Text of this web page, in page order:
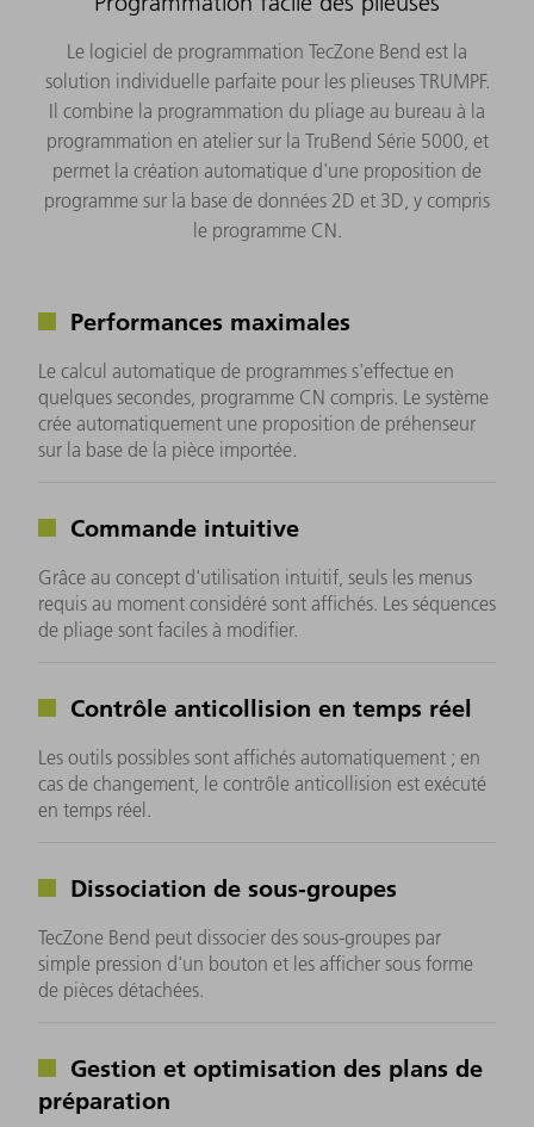
Le logiciel de programmation TecZone Bend est la
solution individuelle parfaite pour les plieuses TRUMPF.
Il combine la programmation du pliage au bureau à la
programmation en atelier sur la TruBend Série 5000, et
permet la création automatique d'une proposition de
programme sur la base de données 2D et 3D, y compris
le programme CN.
Performances maximales
Le calcul automatique de programmes s'effectue en
quelques secondes, programme CN compris. Le système
crée automatiquement une proposition de préhenseur
sur la base de la pièce importée.
Commande intuitive
Grâce au concept d'utilisation intuitif, seuls les menus
requis au moment considéré sont affichés. Les séquences
de pliage sont faciles à modifier.
Contrôle anticollision en temps réel
Les outils possibles sont affichés automatiquement ; en
cas de changement, le contrôle anticollision est exécuté
en temps réel.
Dissociation de sous-groupes
TecZone Bend peut dissocier des sous-groupes par
simple pression d'un bouton et les afficher sous forme
de pièces détachées.
Gestion et optimisation des plans de
préparation